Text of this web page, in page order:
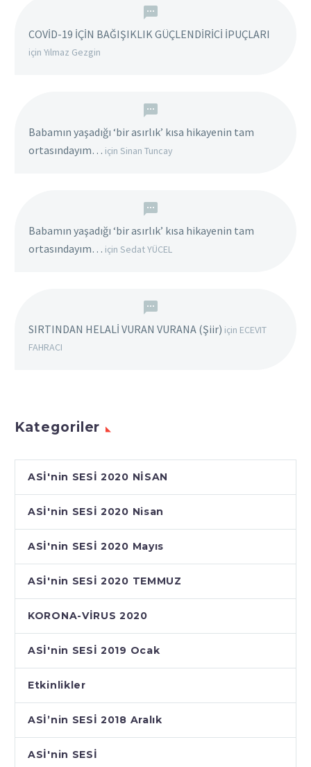
COVİD-19 İÇİN BAĞIŞIKLIK GÜÇLENDİRİCİ İPUÇLARI
için Yılmaz Gezgin
Babamın yaşadığı ‘bir asırlık’ kısa hikayenin tam
ortasındayım… için Sinan Tuncay
Babamın yaşadığı ‘bir asırlık’ kısa hikayenin tam
ortasındayım… için Sedat YÜCEL
SIRTINDAN HELALİ VURAN VURANA (Şiir) için ECEVIT
FAHRACI
Kategoriler
ASİ'nin SESİ 2020 NİSAN
ASİ'nin SESİ 2020 Nisan
ASİ'nin SESİ 2020 Mayıs
ASİ'nin SESİ 2020 TEMMUZ
KORONA-VİRUS 2020
ASİ'nin SESİ 2019 Ocak
Etkinlikler
ASİ’nin SESİ 2018 Aralık
ASİ'nin SESİ